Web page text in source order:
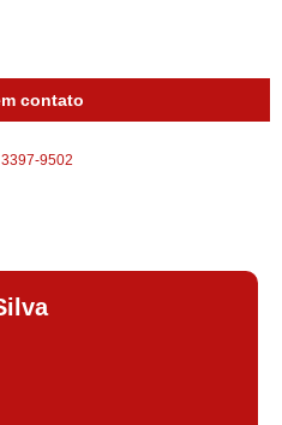
contato
9502